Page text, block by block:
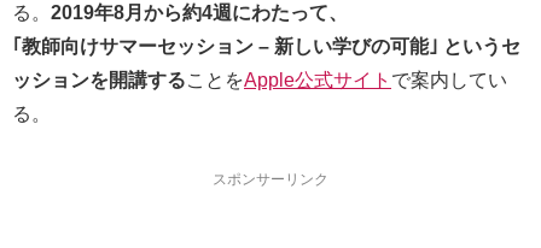
る。 2019年8月から約4週にわたって、
｢教⁠師⁠向⁠け⁠サ⁠マ⁠ー⁠セ⁠ッ⁠シ⁠ョ⁠ン – 新⁠し⁠い⁠学⁠び⁠の⁠可⁠能⁠｣ というセ
ッションを開講することをApple公式サイト で案内してい
る。
スポンサーリンク